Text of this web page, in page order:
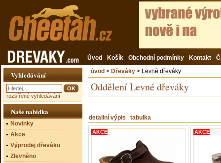
Úvod Košík Obchodní podmínky Kontakt
úvod > Dřeváky > Levné dřeváky
Oddělení Levné dřeváky
detailní výpis tabulka
AKCE AKCE
Vyhledávání
rozšířené vyhledávání
Naše nabídka
Novinky
Akce
Výprodej dřeváků
Zlevněno